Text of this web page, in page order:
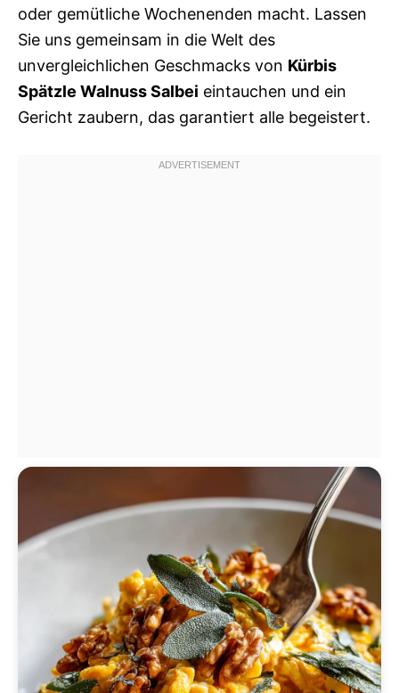
oder gemütliche Wochenenden macht. Lassen
Sie uns gemeinsam in die Welt des
unvergleichlichen Geschmacks von Kürbis
Spätzle Walnuss Salbei eintauchen und ein
Gericht zaubern, das garantiert alle begeistert.